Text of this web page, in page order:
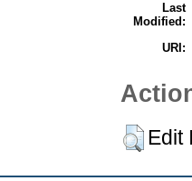
Last
Modified:
URI:
Edit